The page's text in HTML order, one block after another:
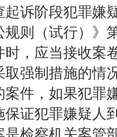
阶段犯罪嫌
则（试行）》
，应当接收案
取强制措施的情
案件，如果犯罪
保证犯罪嫌疑人
检察机关案管